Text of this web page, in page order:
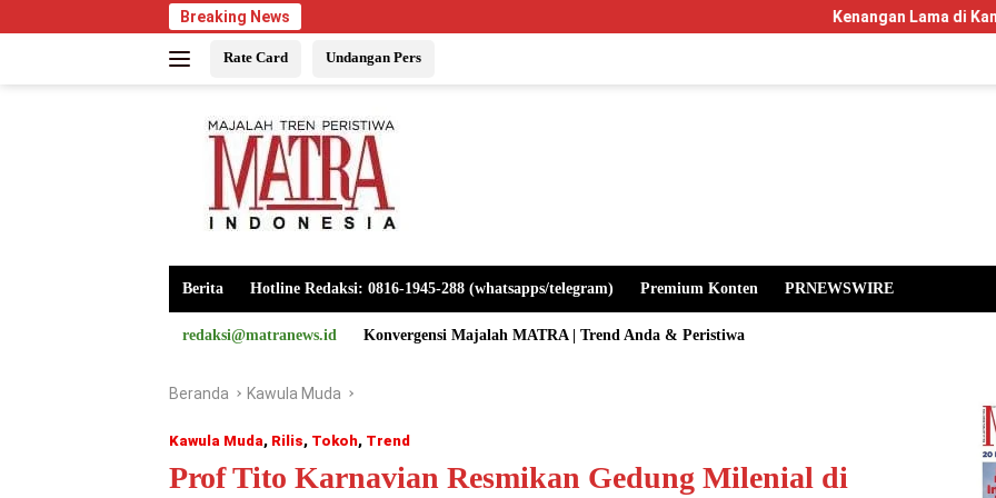
ke
Breaking News Kenangan Lama di Kampus Manglayang:
Rate Card Undangan Pers
Berita Hotline Redaksi: 0816-1945-288 (whatsapps/telegram) Premium Konten PRNEWSWIRE
redaksi@matranews.id Konvergensi Majalah MATRA | Trend Anda & Peristiwa
Beranda Kawula Muda
Kawula Muda, Rilis, Tokoh, Trend
Prof Tito Karnavian Resmikan Gedung Milenial di